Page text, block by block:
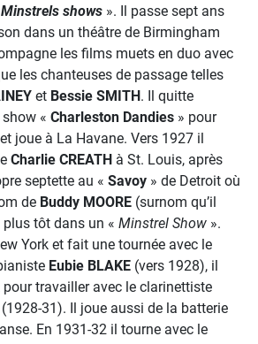
Minstrels shows ». Il passe sept ans
dans un théâtre de Birmingham
les films muets en duo avec
les chanteuses de passage telles
et Bessie SMITH. Il quitte
« Charleston Dandies » pour
joue à La Havane. Vers 1927 il
Charlie CREATH à St. Louis, après
septette au « Savoy » de Detroit où
de Buddy MOORE (surnom qu’il
tôt dans un « Minstrel Show ».
York et fait une tournée avec le
Eubie BLAKE (vers 1928), il
pour travailler avec le clarinettiste
(1928-31). Il joue aussi de la batterie
En 1931-32 il tourne avec le